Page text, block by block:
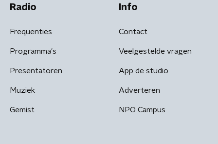
Radio
Frequenties
Programma's
Presentatoren
Muziek
Gemist
Info
Contact
Veelgestelde vragen
App de studio
Adverteren
NPO Campus